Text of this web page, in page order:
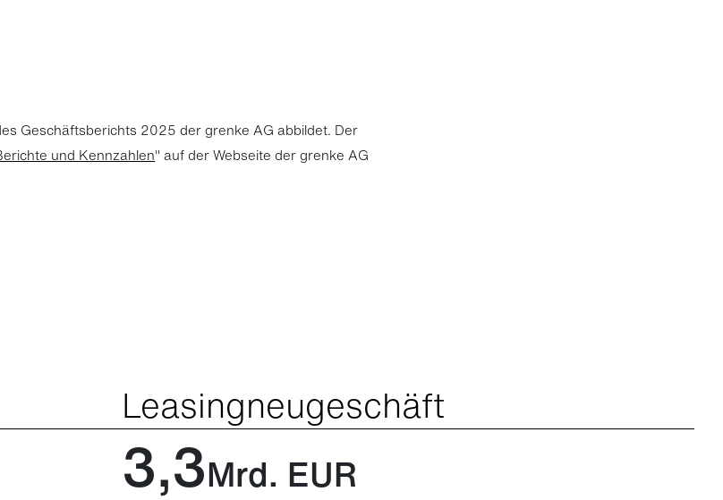
Geschäftsberichts 2025 der grenke AG abbildet. Der
und Kennzahlen" auf der Webseite der grenke AG
Leasingneugeschäft
3,3Mrd. EUR